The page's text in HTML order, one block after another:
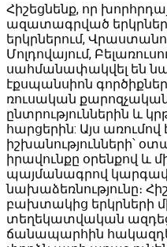
Հիշեցնենք, որ
ազատագրված
երկրներում,
Մոլդովայում,
սահմանափակվել են
էքսպանսիոն
ռուսական քարոզչական
ընտրություններին և
հարցերին: Այս առումով
իշխանությունների՝
իրավունքը օրենքով և
պայմանագրով
նախաձեռնությունը։
բախտակից երկրների
տեղեկատվական
ճանապարհին